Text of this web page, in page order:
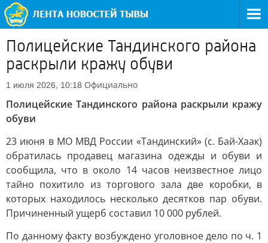
Полицейские Тандинского района
раскрыли кражу обуви
1 июля 2026, 10:18 Официально
Полицейские Тандинского района раскрыли кражу
обуви
23 июня в МО МВД России «Тандинский» (с. Бай-Хаак)
обратилась продавец магазина одежды и обуви и
сообщила, что в около 14 часов неизвестное лицо
тайно похитило из торгового зала две коробки, в
которых находилось несколько десятков пар обуви.
Причиненный ущерб составил 10 000 рублей.
По данному факту возбуждено уголовное дело по ч. 1